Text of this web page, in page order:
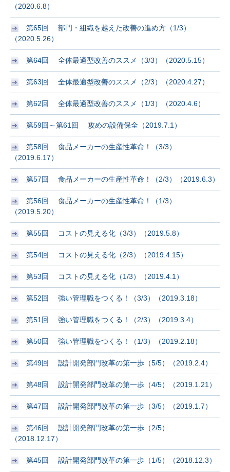
（2020.6.8）
第65回 部門・組織を越えた改善の進め方（1/3）
（2020.5.26）
第64回 全体最適型改善のススメ（3/3）（2020.5.15）
第63回 全体最適型改善のススメ（2/3）（2020.4.27）
第62回 全体最適型改善のススメ（1/3）（2020.4.6）
第59回～第61回 攻めの設備保全（2019.7.1）
第58回 食品メーカーの生産性革命！（3/3）
（2019.6.17）
第57回 食品メーカーの生産性革命！（2/3）（2019.6.3）
第56回 食品メーカーの生産性革命！（1/3）
（2019.5.20）
第55回 コストの見える化（3/3）（2019.5.8）
第54回 コストの見える化（2/3）（2019.4.15）
第53回 コストの見える化（1/3）（2019.4.1）
第52回 強い管理職をつくる！（3/3）（2019.3.18）
第51回 強い管理職をつくる！（2/3）（2019.3.4）
第50回 強い管理職をつくる！（1/3）（2019.2.18）
第49回 設計開発部門改革の第一歩（5/5）（2019.2.4）
第48回 設計開発部門改革の第一歩（4/5）（2019.1.21）
第47回 設計開発部門改革の第一歩（3/5）（2019.1.7）
第46回 設計開発部門改革の第一歩（2/5）
（2018.12.17）
第45回 設計開発部門改革の第一歩（1/5）（2018.12.3）